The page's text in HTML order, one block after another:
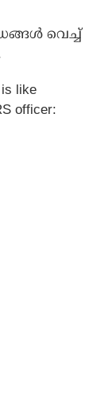
വെച്ച്
like
officer: